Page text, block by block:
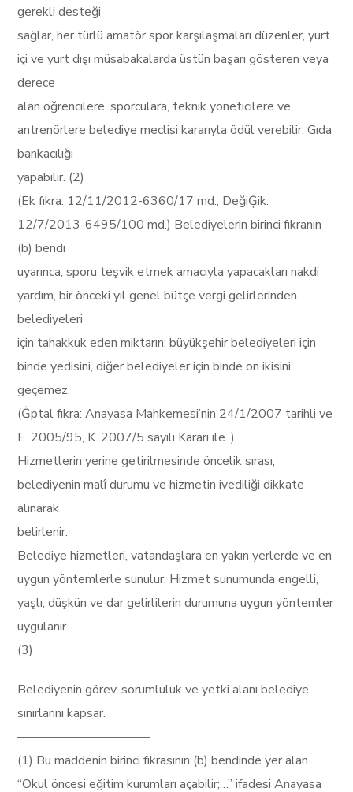
gerekli desteği
sağlar, her türlü amatör spor karşılaşmaları düzenler, yurt
içi ve yurt dışı müsabakalarda üstün başarı gösteren veya
derece
alan öğrencilere, sporculara, teknik yöneticilere ve
antrenörlere belediye meclisi kararıyla ödül verebilir. Gıda
bankacılığı
yapabilir. (2)
(Ek fıkra: 12/11/2012-6360/17 md.; DeğiĢik:
12/7/2013-6495/100 md.) Belediyelerin birinci fıkranın
(b) bendi
uyarınca, sporu teşvik etmek amacıyla yapacakları nakdi
yardım, bir önceki yıl genel bütçe vergi gelirlerinden
belediyeleri
için tahakkuk eden miktarın; büyükşehir belediyeleri için
binde yedisini, diğer belediyeler için binde on ikisini
geçemez.
(Ġptal fıkra: Anayasa Mahkemesi’nin 24/1/2007 tarihli ve
E. 2005/95, K. 2007/5 sayılı Kararı ile. )
Hizmetlerin yerine getirilmesinde öncelik sırası,
belediyenin malî durumu ve hizmetin ivediliği dikkate
alınarak
belirlenir.
Belediye hizmetleri, vatandaşlara en yakın yerlerde ve en
uygun yöntemlerle sunulur. Hizmet sunumunda engelli,
yaşlı, düşkün ve dar gelirlilerin durumuna uygun yöntemler
uygulanır.
(3)
Belediyenin görev, sorumluluk ve yetki alanı belediye
sınırlarını kapsar.
–––––––––––––––––––––
(1) Bu maddenin birinci fıkrasının (b) bendinde yer alan
“Okul öncesi eğitim kurumları açabilir;…” ifadesi Anayasa